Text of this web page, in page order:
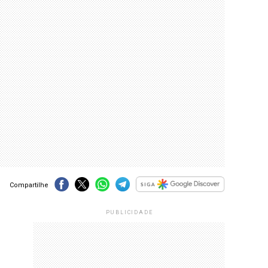
Compartilhe
PUBLICIDADE